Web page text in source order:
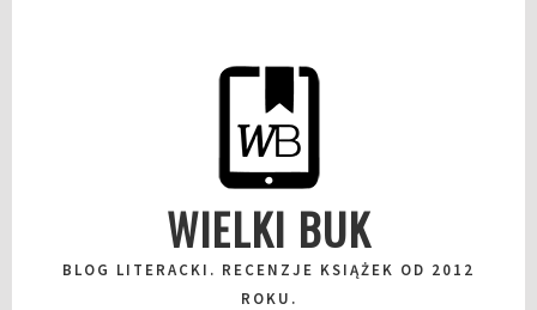
WIELKI BUK
BLOG LITERACKI. RECENZJE KSIĄŻEK OD 2012
ROKU.